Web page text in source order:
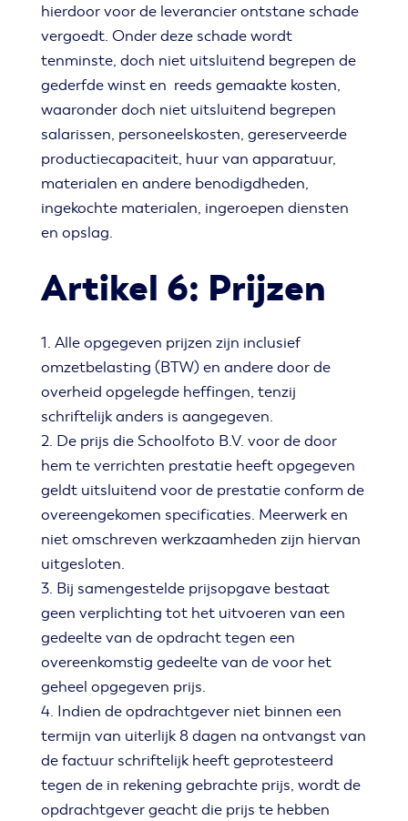
hierdoor voor de leverancier ontstane schade
vergoedt. Onder deze schade wordt
tenminste, doch niet uitsluitend begrepen de
gederfde winst en reeds gemaakte kosten,
waaronder doch niet uitsluitend begrepen
salarissen, personeelskosten, gereserveerde
productiecapaciteit, huur van apparatuur,
materialen en andere benodigdheden,
ingekochte materialen, ingeroepen diensten
en opslag.
Artikel 6: Prijzen
1. Alle opgegeven prijzen zijn inclusief
omzetbelasting (BTW) en andere door de
overheid opgelegde heffingen, tenzij
schriftelijk anders is aangegeven.
2. De prijs die Schoolfoto B.V. voor de door
hem te verrichten prestatie heeft opgegeven
geldt uitsluitend voor de prestatie conform de
overeengekomen specificaties. Meerwerk en
niet omschreven werkzaamheden zijn hiervan
uitgesloten.
3. Bij samengestelde prijsopgave bestaat
geen verplichting tot het uitvoeren van een
gedeelte van de opdracht tegen een
overeenkomstig gedeelte van de voor het
geheel opgegeven prijs.
4. Indien de opdrachtgever niet binnen een
termijn van uiterlijk 8 dagen na ontvangst van
de factuur schriftelijk heeft geprotesteerd
tegen de in rekening gebrachte prijs, wordt de
opdrachtgever geacht die prijs te hebben